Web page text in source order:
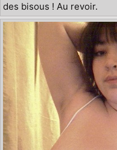
des bisous ! Au revoir.